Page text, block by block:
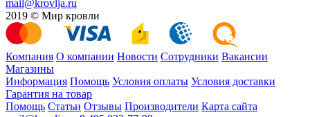
mail@krovlja.ru
2019 © Мир кровли
Компания О компании Новости Сотрудники Вакансии
Магазины
Информация Помощь Условия оплаты Условия доставки
Гарантия на товар
Помощь Статьи Отзывы Производители Карта сайта